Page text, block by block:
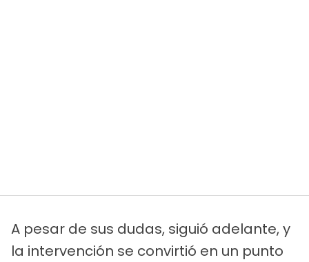
A pesar de sus dudas, siguió adelante, y
la intervención se convirtió en un punto